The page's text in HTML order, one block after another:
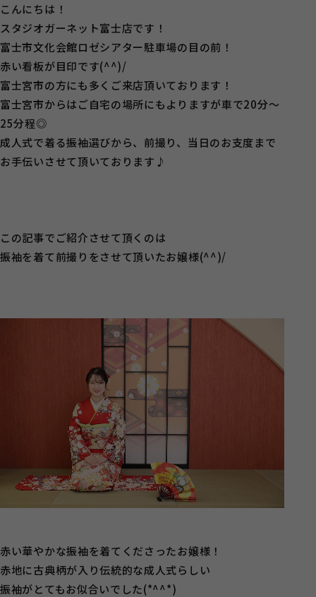
こんにちは！
スタジオガーネット富士店です！
富士市文化会館ロゼシアター駐車場の目の前！
赤い看板が目印です(^^)/
富士宮市の方にも多くご来店頂いております！
富士宮市からはご自宅の場所にもよりますが車で20分～
25分程◎
成人式で着る振袖選びから、前撮り、当日のお支度まで
お手伝いさせて頂いております♪
この記事でご紹介させて頂くのは
振袖を着て前撮りをさせて頂いたお嬢様(^^)/
赤い華やかな振袖を着てくださったお嬢様！
赤地に古典柄が入り伝統的な成人式らしい
振袖がとてもお似合いでした(*^^*)